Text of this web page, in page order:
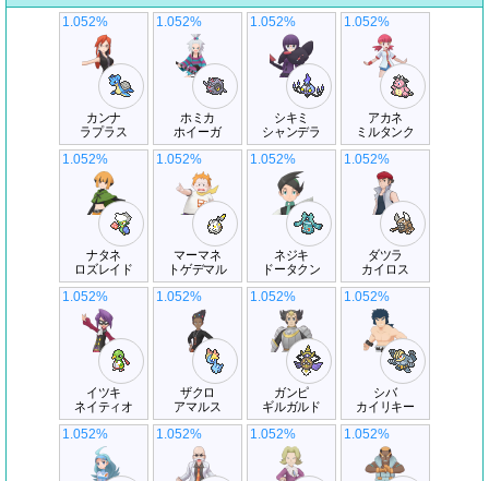
カンナ
ラプラス
1.052%
ホミカ
ホイーガ
1.052%
シキミ
シャンデラ
1.052%
アカネ
ミルタンク
1.052%
ナタネ
ロズレイド
1.052%
マーマネ
トゲデマル
1.052%
ネジキ
ドータクン
1.052%
ダツラ
カイロス
1.052%
イツキ
ネイティオ
1.052%
ザクロ
アマルス
1.052%
ガンピ
ギルガルド
1.052%
シバ
カイリキー
1.052%
1.052% 1.052% 1.052% 1.052%